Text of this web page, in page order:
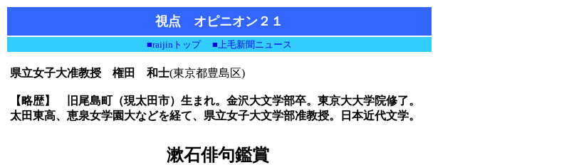
視点 オピニオン２１
■raijinトップ ■上毛新聞ニュース
県立女子大准教授 権田 和士(東京都豊島区)
【略歴】 旧尾島町（現太田市）生まれ。金沢大文学部卒。東京大大学院修了。
太田東高、恵泉女学園大などを経て、県立女子大文学部准教授。日本近代文学。
漱石俳句鑑賞